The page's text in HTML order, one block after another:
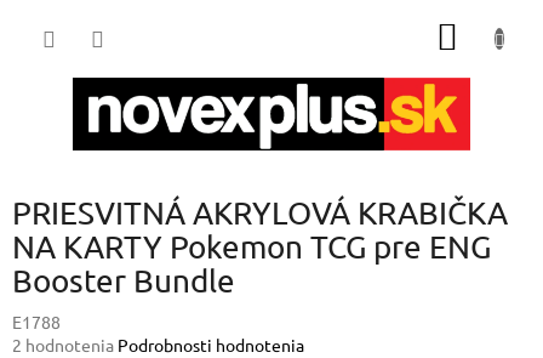
PRIESVITNÁ AKRYLOVÁ KRABIČKA
NA KARTY Pokemon TCG pre ENG
Booster Bundle
E1788
Priemerné
2 hodnotenia Podrobnosti hodnotenia